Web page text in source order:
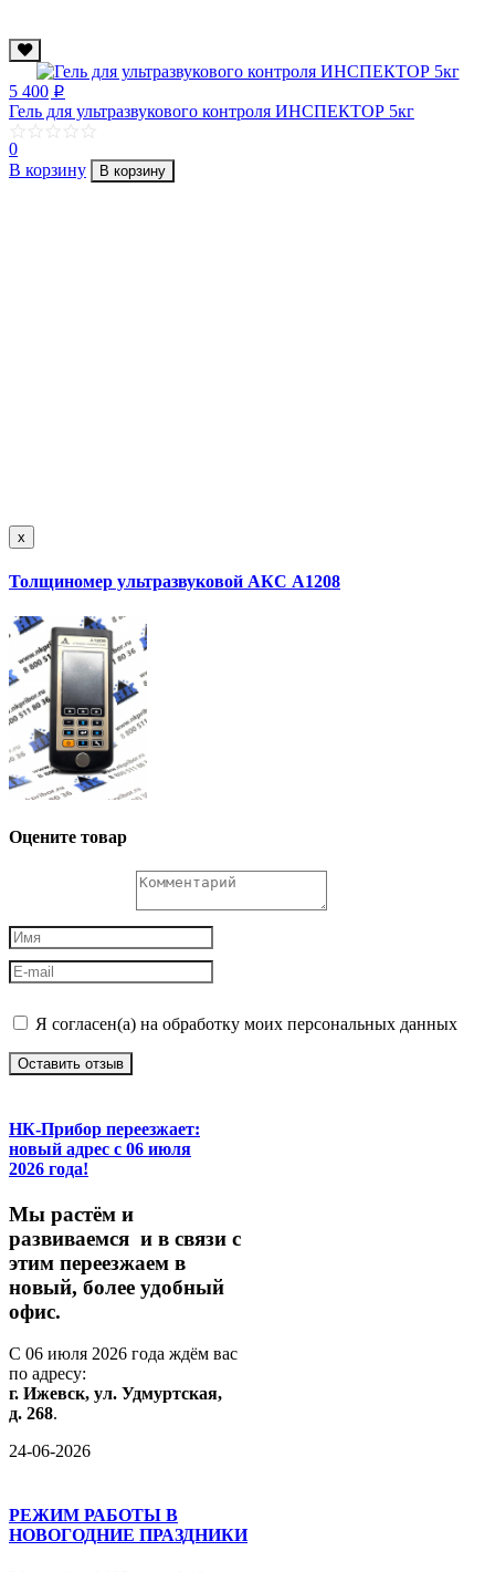
5 400 p
Гель для ультразвукового контроля ИНСПЕКТОР 5кг
0
В корзину
В корзину
x
Толщиномер ультразвуковой АКС А1208
Оцените товар
Я согласен(а) на обработку моих персональных данных
Оставить отзыв
НК-Прибор переезжает:
новый адрес с 06 июля
2026 года!
Мы растём и
развиваемся и в связи с
этим переезжаем в
новый, более удобный
офис.
С 06 июля 2026 года ждём вас
по адресу:
г. Ижевск, ул. Удмуртская,
д. 268.
24-06-2026
РЕЖИМ РАБОТЫ В
НОВОГОДНИЕ ПРАЗДНИКИ